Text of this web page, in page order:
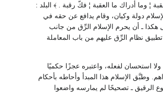
¦ وما أدراك ما العقبة ¦ فكّ رقبة . ﴾ البلد :
دولة وكيان، وقام يدافع عن حقه في
هكذا ـ أن يحرم الإسلام الرِّق من جانب
نظام الرِّق عليهم من باب المعاملة
استحسان لفعله، واعتبره عجزًا حكميًا
وطبَّق الإسلام هذا المبدأ وأحاطه بأحكام
الرقيق ـ تصحيحًا لم يمارسه واضعوا